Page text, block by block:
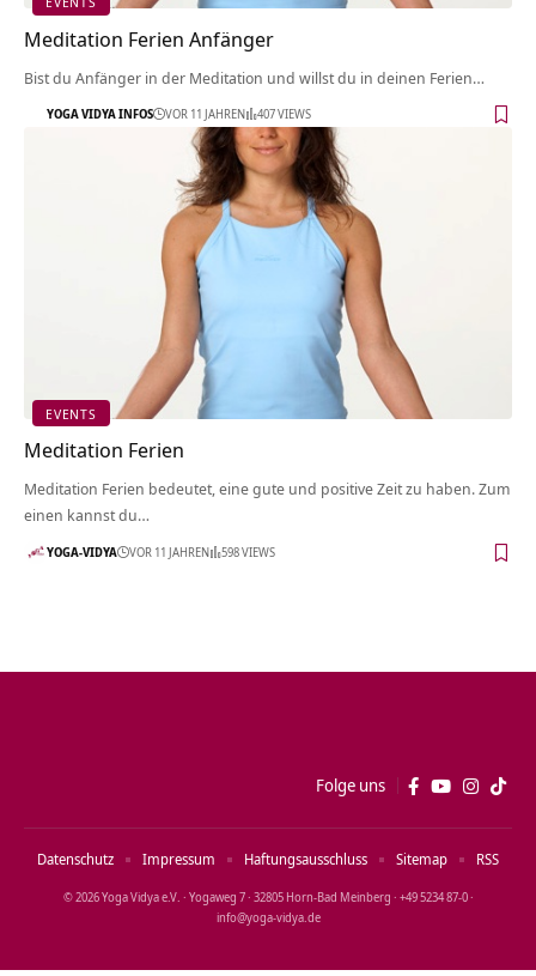
Meditation Ferien Anfänger
Bist du Anfänger in der Meditation und willst du in deinen Ferien…
YOGA VIDYA INFOS VOR 11 JAHREN 407 VIEWS
EVENTS
Meditation Ferien
Meditation Ferien bedeutet, eine gute und positive Zeit zu haben. Zum
einen kannst du…
YOGA-VIDYA VOR 11 JAHREN 598 VIEWS
Folge uns
© 2026 Yoga Vidya e.V. · Yogaweg 7 · 32805 Horn‑Bad Meinberg · +49 5234 87‑0 ·
info@yoga‑vidya.de
Datenschutz Impressum Haftungsausschluss Sitemap RSS